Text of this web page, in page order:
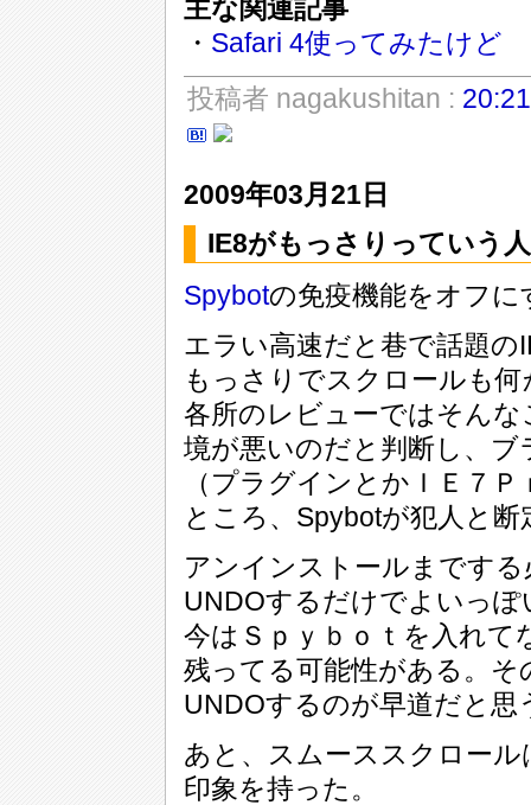
主な関連記事
・ Safari 4使ってみたけど
投稿者 nagakushitan : 20:21
2009年03月21日
IE8がもっさりっていう
Spybotの免疫機能をオフ
エラい高速だと巷で話題
もっさりでスクロールも
各所のレビューではそん
境が悪いのだと判断し、
（プラグインとかＩＥ７
ところ、Spybotが犯人と
アンインストールまです
UNDOするだけでよいっぽ
今はＳｐｙｂｏｔを入れ
残ってる可能性がある。
UNDOするのが早道だと思
あと、スムーススクロー
印象を持った。